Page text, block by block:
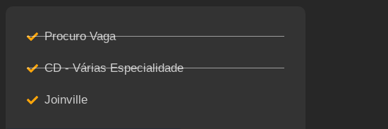
Procuro Vaga
CD - Várias Especialidade
Joinville